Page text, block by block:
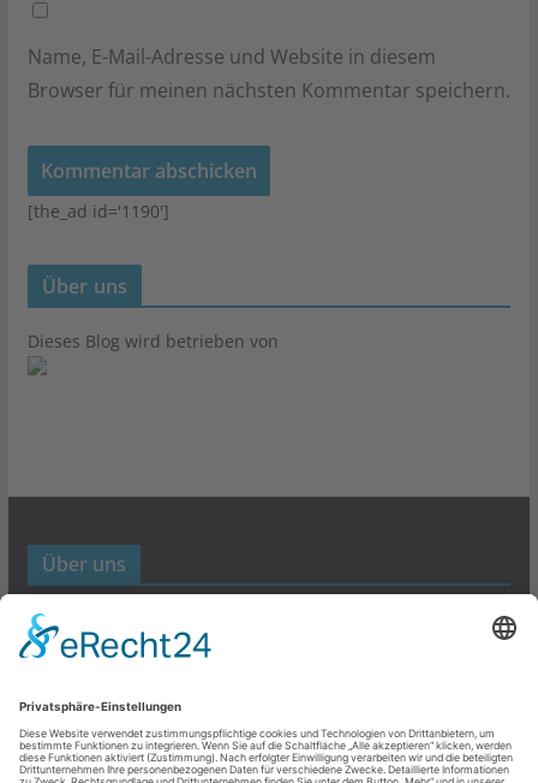
Name, E-Mail-Adresse und Website in diesem
Browser für meinen nächsten Kommentar speichern.
[the_ad id='1190']
Über uns
Dieses Blog wird betrieben von
Über uns
Werbund- und Marketing Blog
Links
Datenschutz
Impressum